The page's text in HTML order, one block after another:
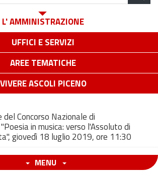
L' AMMINISTRAZIONE
UFFICI E SERVIZI
AREE TEMATICHE
VIVERE ASCOLI PICENO
Concorso Nazionale di
in musica: verso l'Assoluto di
giovedì 18 luglio 2019, ore 11:30
MENU